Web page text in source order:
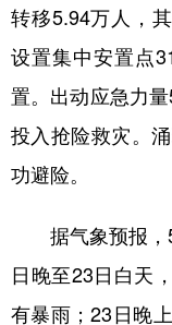
文化产业
地方频道
北京
浙江
山东
转移5.94万人，
设置集中安置点
置。出动应急力
投入抢险救灾。
功避险。
据气象预报，5
日晚至23日白天
有暴雨；23日晚